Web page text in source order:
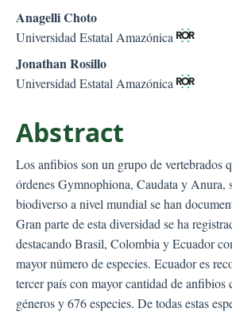
Anagelli Choto
Universidad Estatal Amazónica
Jonathan Rosillo
Universidad Estatal Amazónica
Abstract
Los anfibios son un grupo de vertebrados
órdenes Gymnophiona, Caudata y Anura,
biodiverso a nivel mundial se han
Gran parte de esta diversidad se ha
destacando Brasil, Colombia y Ecuador
mayor número de especies. Ecuador es
tercer país con mayor cantidad de anfibios
géneros y 676 especies. De todas estas